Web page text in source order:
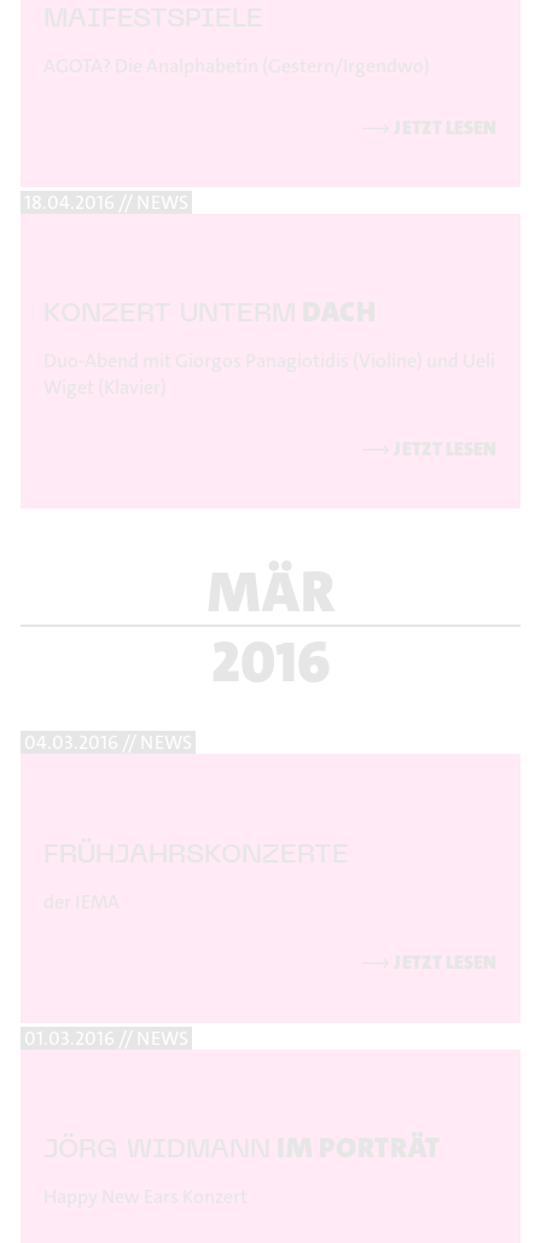
MAIFESTSPIELE
AGOTA? Die Analphabetin (Gestern/Irgendwo)
⟶ JETZT LESEN
18.04.2016 // NEWS
KONZERT UNTERM DACH
Duo-Abend mit Giorgos Panagiotidis (Violine) und Ueli
Wiget (Klavier)
⟶ JETZT LESEN
MÄR
2016
04.03.2016 // NEWS
FRÜHJAHRSKONZERTE
der IEMA
⟶ JETZT LESEN
01.03.2016 // NEWS
JÖRG WIDMANN IM PORTRÄT
Happy New Ears Konzert